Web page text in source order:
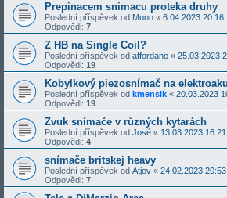
Prepinacem snimacu proteka druhy
Poslední příspěvek od Moon « 6.04.2023 20:16
Odpovědi: 7
Z HB na Single Coil?
Poslední příspěvek od affordano « 25.03.2023
Odpovědi: 19
Kobylkový piezosnímač na
Poslední příspěvek od kmensik « 20.03.2023
Odpovědi: 19
Zvuk snímače v různých kytarách
Poslední příspěvek od José « 13.03.2023 16:21
Odpovědi: 4
snímače britskej heavy
Poslední příspěvek od Atjov « 24.02.2023 20:53
Odpovědi: 7